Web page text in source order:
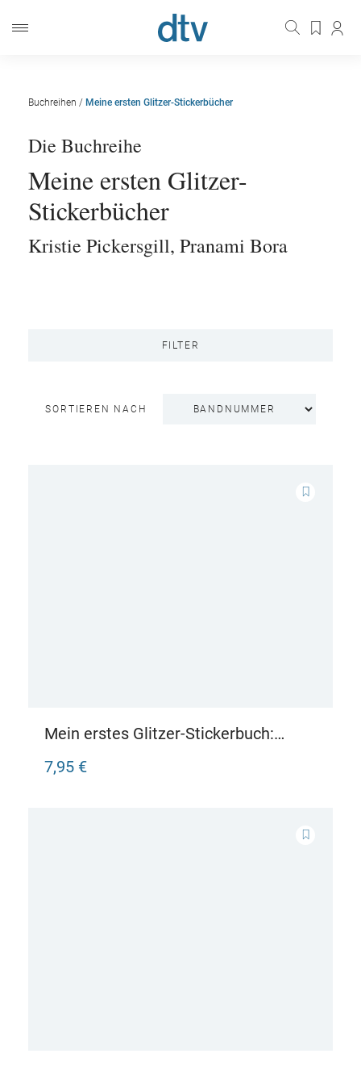
Buchreihen / Meine ersten Glitzer-Stickerbücher
Die Buchreihe
Meine ersten Glitzer-
Stickerbücher
Kristie Pickersgill, Pranami Bora
FILTER
SORTIEREN NACH
Mein erstes Glitzer-Stickerbuch:
7,95 €